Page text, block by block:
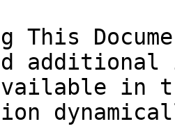
This
in